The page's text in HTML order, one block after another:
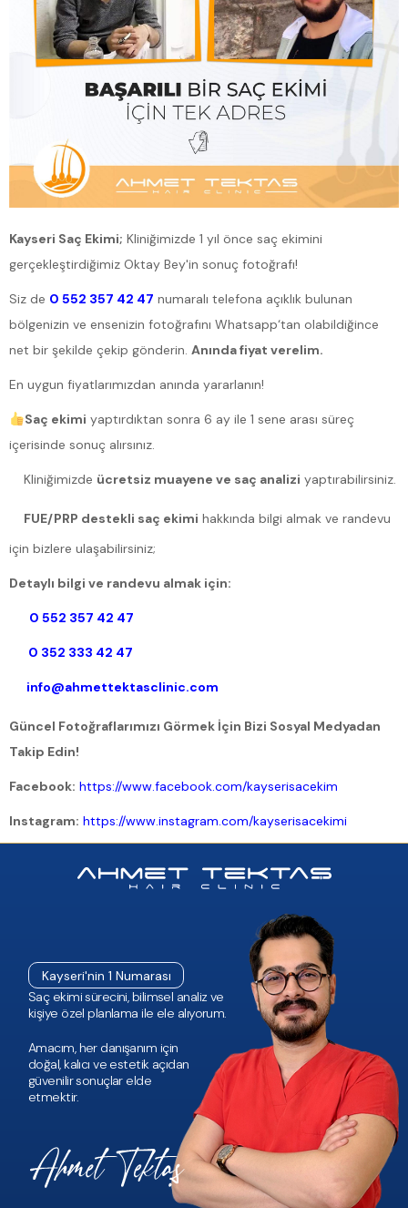
Kayseri Saç Ekimi; Kliniğimizde 1 yıl önce saç ekimini
gerçekleştirdiğimiz Oktay Bey'in sonuç fotoğrafı!
Siz de 0 552 357 42 47 numaralı telefona açıklık bulunan
bölgenizin ve ensenizin fotoğrafını Whatsapp‘tan olabildiğince
net bir şekilde çekip gönderin. Anında fiyat verelim.
En uygun fiyatlarımızdan anında yararlanın!
Saç ekimi yaptırdıktan sonra 6 ay ile 1 sene arası süreç
içerisinde sonuç alırsınız.
Kliniğimizde ücretsiz muayene ve saç analizi yaptırabilirsiniz.
FUE/PRP destekli saç ekimi hakkında bilgi almak ve randevu
için bizlere ulaşabilirsiniz;
Detaylı bilgi ve randevu almak için:
0 552 357 42 47
0 352 333 42 47
info@ahmettektasclinic.com
Güncel Fotoğraflarımızı Görmek İçin Bizi Sosyal Medyadan
Takip Edin!
Facebook: https://www.facebook.com/kayserisacekim
Instagram: https://www.instagram.com/kayserisacekimi
Kayseri'nin 1 Numarası
Saç ekimi sürecini, bilimsel analiz ve
kişiye özel planlama ile ele alıyorum.
Amacım, her danışanım için
doğal, kalıcı ve estetik açıdan
güvenilir sonuçlar elde
etmektir.